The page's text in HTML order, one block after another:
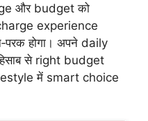
और budget को
experience
होगा। अपने daily
से right budget
में smart choice